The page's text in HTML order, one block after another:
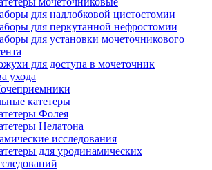
для надлобковой цистостомии
для перкутанной нефростомии
для установки мочеточникового
для доступа в мочеточник
ухода
катетеры
Фолея
Нелатона
исследования
для уродинамических